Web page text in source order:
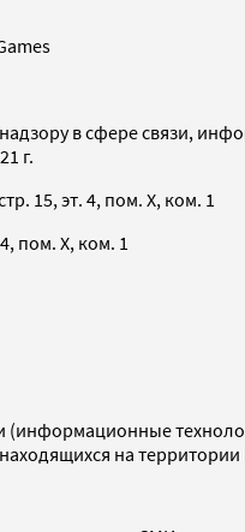
в сфере связи,
г.
15, эт. 4, пом. X, ком. 1
пом. X, ком. 1
на